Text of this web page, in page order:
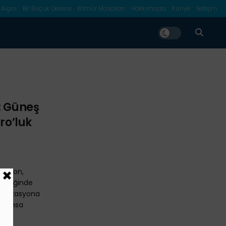
Bir Buçuk Derece Kömür Masalları Hakkımızda Künye İletişim
Güneş